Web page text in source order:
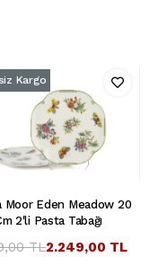
Moor Eden Meadow 20
2'li Pasta Tabağı
2.249,00 TL
TL
Kargo